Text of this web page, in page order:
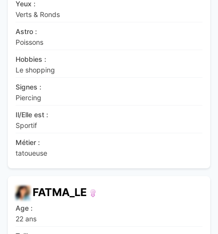
Yeux :
Verts & Ronds
Astro :
Poissons
Hobbies :
Le shopping
Signes :
Piercing
Il/Elle est :
Sportif
Métier :
tatoueuse
FATMA_LE
Age :
22 ans